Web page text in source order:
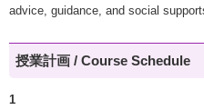
advice, guidance, and social
授業計画 / Course Schedule
1